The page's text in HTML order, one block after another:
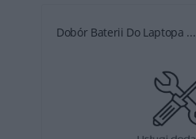
Dobór Baterii Do Laptopa ...